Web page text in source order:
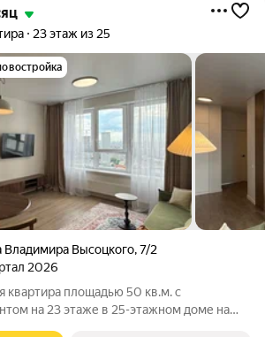
23 этаж из 25
Владимира Высоцкого,7/2
2026
квартира площадью 50 кв.м. с
на 23 этаже в 25-этажном доме на